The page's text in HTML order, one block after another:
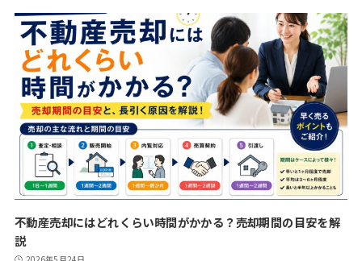
不動産売却にはどれくらい時間がかかる？売却期間の目安を解
説